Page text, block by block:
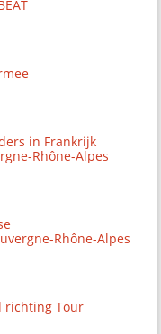
in Frankrijk
Rhône-Alpes
Rhône-Alpes
richting Tour